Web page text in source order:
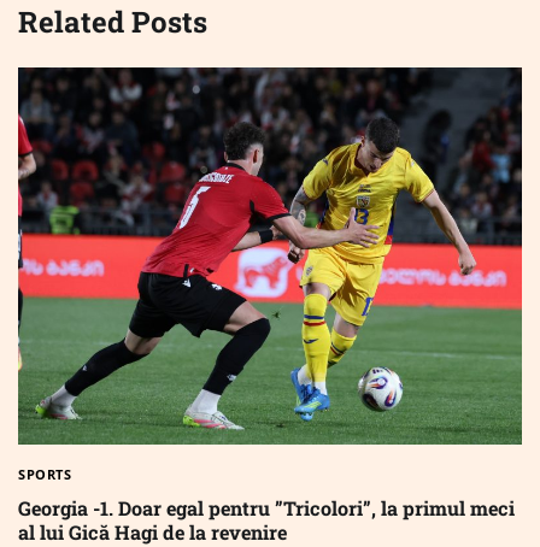
Related Posts
SPORTS
Georgia -1. Doar egal pentru ”Tricolori”, la primul meci
al lui Gică Hagi de la revenire